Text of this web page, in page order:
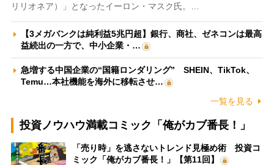
リリオネア）」となったイーロン・マスク氏。…
【3メガバンクは純利益5兆円超】銀行、商社、ゼネコンは最高
益続出の一方で、中小企業・…
急増する中国企業の“国籍ロンダリング” SHEIN、TikTok、
Temu…本社機能を海外に移転させ…
一覧を見る
投資ノウハウ満載コミック「俺がカブ番長！」
「売り時」を逃さないトレンド見極め術 投資コ
ミック「俺がカブ番長！」【第11回】